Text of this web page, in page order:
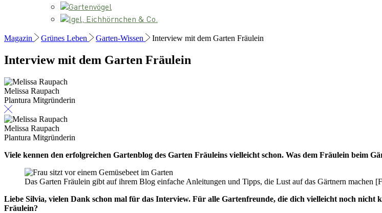
Gartenvögel
Igel, Eichhörnchen & Co.
Magazin Grünes Leben Garten-Wissen Interview mit dem Garten Fräulein
Interview mit dem Garten Fräulein
Melissa Raupach
Plantura Mitgründerin
Melissa Raupach
Plantura Mitgründerin
Viele kennen den erfolgreichen Gartenblog des Garten Fräuleins vielleicht schon. Was dem Fräulein beim
Das Garten Fräulein gibt auf ihrem Blog einfache Anleitungen und Tipps, die Lust auf das Gärtnern machen
Liebe Silvia, vielen Dank schon mal für das Interview. Für alle Gartenfreunde, die dich vielleicht noch
Fräulein?